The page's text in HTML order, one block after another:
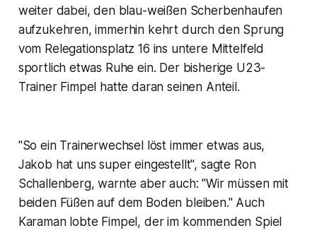
weiter dabei, den blau-weißen Scherbenhaufen
aufzukehren, immerhin kehrt durch den Sprung
vom Relegationsplatz 16 ins untere Mittelfeld
sportlich etwas Ruhe ein. Der bisherige U23-
Trainer Fimpel hatte daran seinen Anteil.
"So ein Trainerwechsel löst immer etwas aus,
Jakob hat uns super eingestellt", sagte Ron
Schallenberg, warnte aber auch: "Wir müssen mit
beiden Füßen auf dem Boden bleiben." Auch
Karaman lobte Fimpel, der im kommenden Spiel